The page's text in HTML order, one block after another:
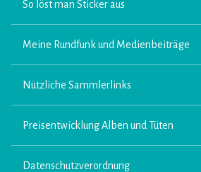
So löst man Sticker aus
Meine Rundfunk und Medienbeiträge
Nützliche Sammlerlinks
Preisentwicklung Alben und Tüten
Datenschutzverordnung